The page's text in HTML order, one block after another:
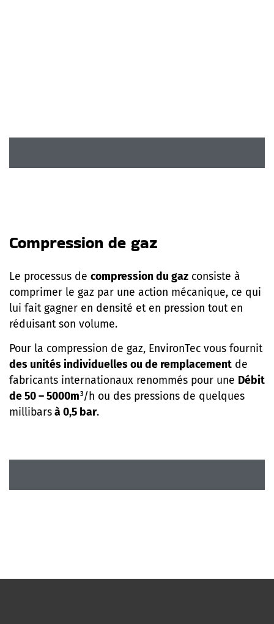
Compression de gaz
Le processus de compression du gaz consiste à
comprimer le gaz par une action mécanique, ce qui
lui fait gagner en densité et en pression tout en
réduisant son volume.
Pour la compression de gaz, EnvironTec vous fournit
des unités individuelles ou de remplacement de
fabricants internationaux renommés pour une Débit
de 50 – 5000m³/h ou des pressions de quelques
millibarsà 0,5 bar.